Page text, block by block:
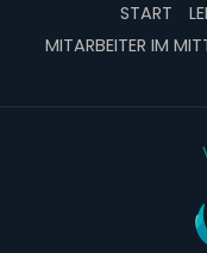
START
MITARBEITER IM